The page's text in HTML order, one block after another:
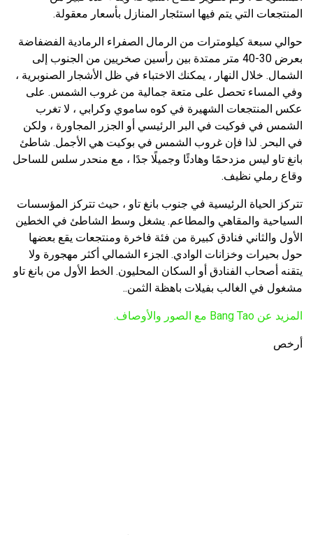
المنتجعات التي يتم فيها استئجار المنازل بأسعار معقولة.
حوالي سبعة كيلومترات من الرمال الصفراء الرمادية الفضفاضة
بعرض 30-40 متر ممتدة بين رأسين صخريين من الجنوب إلى
الشمال. خلال النهار ، يمكنك الاختباء في ظل الأشجار الصنوبرية ،
وفي المساء تحصل على متعة جمالية من غروب الشمس. على
عكس المنتجعات الشهيرة في كوه ساموي وكرابي ، لا تغرب
الشمس في فوكيت في البر الرئيسي أو الجزر المجاورة ، ولكن
في البحر. لذا فإن غروب الشمس في بوكيت هي الأجمل. شاطئ
بانغ تاو ليس مزدحمًا وهادئًا وجميلًا جدًا ، مع منحدر سلس للساحل
وقاع رملي نظيف.
تتركز الحياة الرئيسية في جنوب بانغ تاو ، حيث تتركز المؤسسات
السياحية والمقاهي والمطاعم. يشغل وسط الشاطئ في الخطين
الأول والثاني فنادق كبيرة من فئة فاخرة ومنتجعات يقع بعضها
حول بحيرات وخزانات الوادي. الجزء الشمالي أكثر مهجورة ولا
يتقنه أصحاب الفنادق أو السكان المحليون. الخط الأول من بانغ تاو
مشغول في الغالب بفيلات باهظة الثمن..
المزيد عن Bang Tao مع الصور والأوصاف.
أرخص